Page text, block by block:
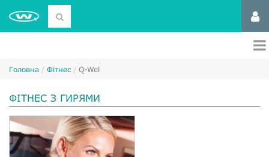
Головна Фітнес Q-Wel
ФІТНЕС З ГИРЯМИ